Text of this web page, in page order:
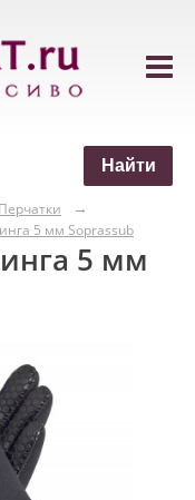
Перчатки
5 мм Soprassub
5 мм